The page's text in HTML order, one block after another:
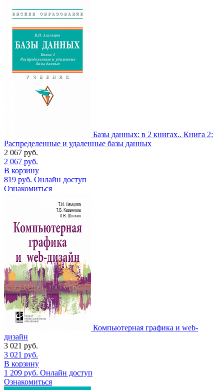
Базы данных: в 2 книгах.. Книга 2:
Распределенные и удаленные базы данных
2 067 руб.
2 067 руб.
В корзину
819 руб. Онлайн доступ
Ознакомиться
Компьютерная графика и web-
дизайн
3 021 руб.
3 021 руб.
В корзину
1 209 руб. Онлайн доступ
Ознакомиться